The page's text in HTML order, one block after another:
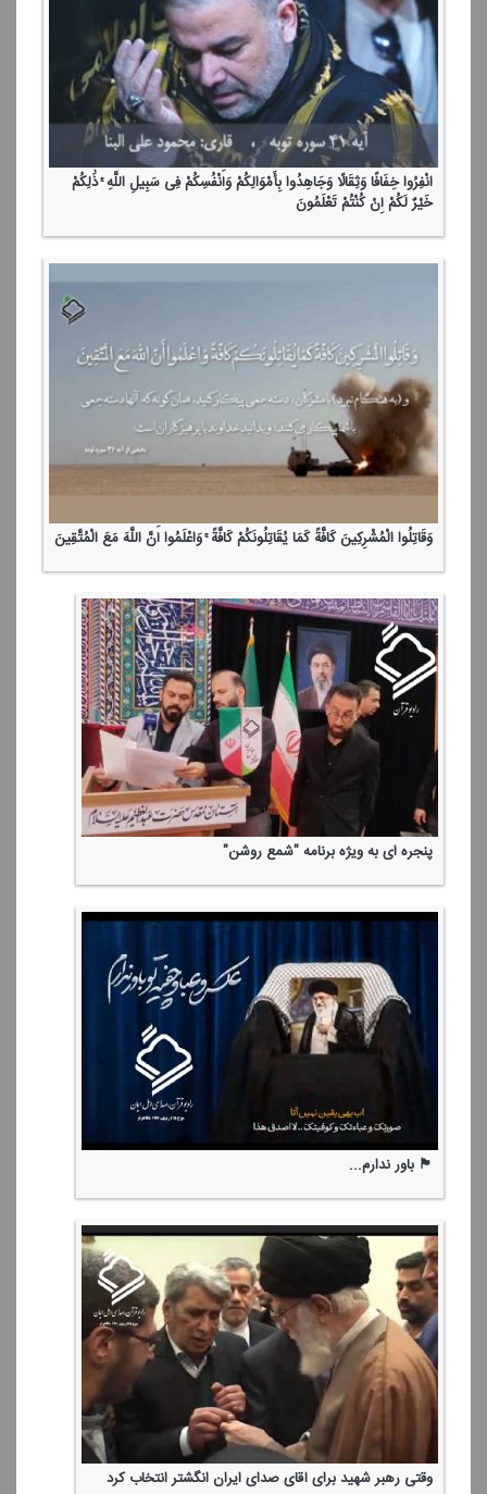
انْفِرُوا خِفَافًا وَثِقَالًا وَجَاهِدُوا بِأَمْوَالِكُمْ وَأَنْفُسِكُمْ فِی سَبِیلِ اللَّهِ ۚ ذَٰلِكُمْ
خَیْرٌ لَكُمْ إِنْ كُنْتُمْ تَعْلَمُونَ
وَقَاتِلُوا الْمُشْرِكِینَ كَافَّةً كَمَا یُقَاتِلُونَكُمْ كَافَّةً ۚ وَاعْلَمُوا أَنَّ اللَّهَ مَعَ الْمُتَّقِینَ
پنجره ای به ویژه برنامه "شمع روشن"
🏴 باور ندارم...
وقتی رهبر شهید برای آقای صدای ایران انگشتر انتخاب كرد